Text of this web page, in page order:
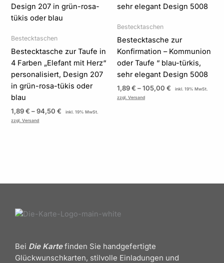
Bestecktaschen
Bestecktasche zur Taufe in
4 Farben „Elefant mit Herz“
personalisiert, Design 207
in grün-rosa-tükis oder
blau
1,89€ –94,50€
inkl. 19% MwSt.
zzgl. Versand
Bestecktaschen
Bestecktasche zur
Konfirmation – Kommunion
oder Taufe “ blau-türkis,
sehr elegant Design 5008
1,89€ –105,00 €
inkl. 19% MwSt.
zzgl. Versand
Bei Die Kartefinden Sie handgefertigte
Glückwunschkarten, stilvolle Einladungen und